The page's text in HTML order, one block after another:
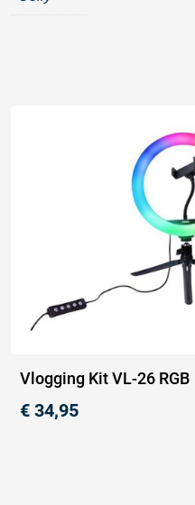
Vlogging Kit VL-26 RGB
€ 34,95